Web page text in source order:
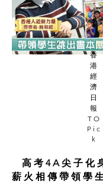
香
港
經
濟
日
報
TO
Pic
k
高考4A尖子化
薪火相傳帶領學